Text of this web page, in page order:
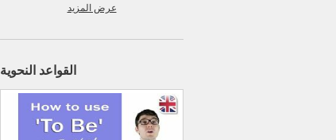
عرض المزيد
القواعد النحوية